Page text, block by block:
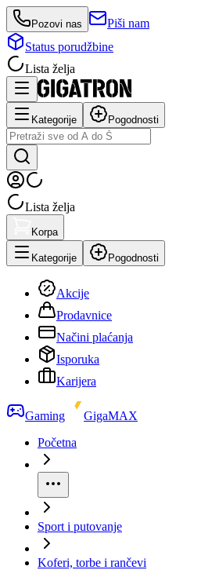
Pozovi nas
Piši nam
Status porudžbine
Lista želja
Kategorije Pogodnosti
Lista želja
Korpa
Kategorije Pogodnosti
Akcije
Prodavnice
Načini plaćanja
Isporuka
Karijera
Gaming
GigaMAX
Početna
Sport i putovanje
Koferi, torbe i rančevi